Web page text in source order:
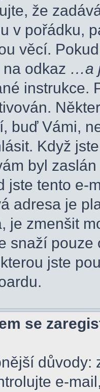
že
v pořádku,
věcí.
odkaz …a
instrukce.
buď Vámi,
Když
byl
jste tento e-
adresa je
je zmenšit
snaží
jste
se
důvody:
e-